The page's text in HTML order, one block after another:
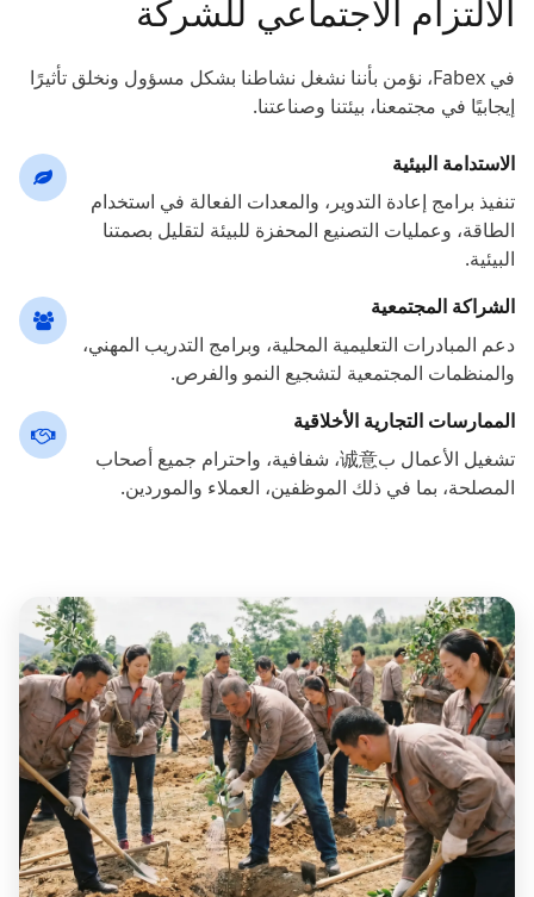
الالتزام الاجتماعي للشركة
في Fabex، نؤمن بأننا نشغل نشاطنا بشكل مسؤول ونخلق تأثيرًا
إيجابيًا في مجتمعنا، بيئتنا وصناعتنا.
الاستدامة البيئية
تنفيذ برامج إعادة التدوير، والمعدات الفعالة في استخدام
الطاقة، وعمليات التصنيع المحفزة للبيئة لتقليل بصمتنا
البيئية.
الشراكة المجتمعية
دعم المبادرات التعليمية المحلية، وبرامج التدريب المهني،
والمنظمات المجتمعية لتشجيع النمو والفرص.
الممارسات التجارية الأخلاقية
تشغيل الأعمال ب诚意، شفافية، واحترام جميع أصحاب
المصلحة، بما في ذلك الموظفين، العملاء والموردين.